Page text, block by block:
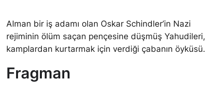
Alman bir iş adamı olan Oskar Schindler’in Nazi
rejiminin ölüm saçan pençesine düşmüş Yahudileri,
kamplardan kurtarmak için verdiği çabanın öyküsü.
Fragman